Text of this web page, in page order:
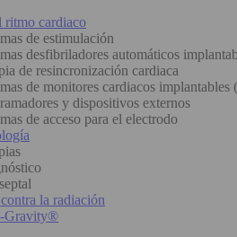
ritmo cardiaco
de estimulación
desfibriladores automáticos
de resincronización cardiaca
de monitores cardiacos
y dispositivos externos
de acceso para el electrodo
la radiación
Gravity®